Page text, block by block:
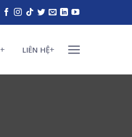
LIÊN HỆ